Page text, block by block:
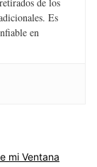
Es
en
mi Ventana